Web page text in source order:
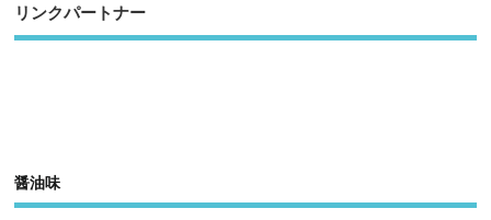
リンクパートナー
醤油味